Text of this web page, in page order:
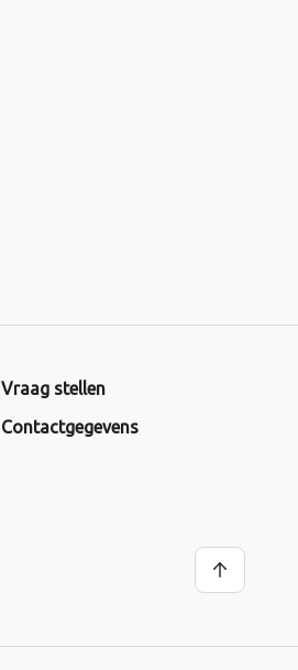
Vraag stellen
Contactgegevens